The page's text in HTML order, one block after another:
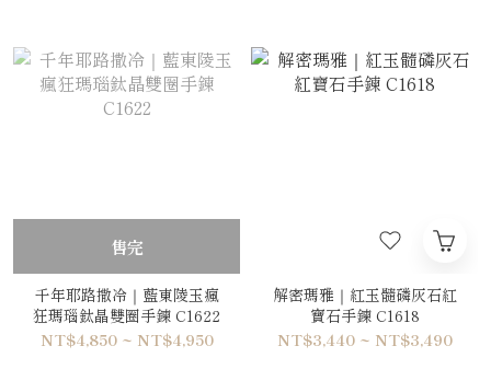
售完
千年耶路撒冷｜藍東陵玉瘋
狂瑪瑙鈦晶雙圈手鍊 C1622
NT$4,850 ~ NT$4,950
解密瑪雅｜紅玉髓磷灰石紅
寶石手鍊 C1618
NT$3,440 ~ NT$3,490